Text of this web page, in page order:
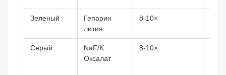
Зеленый
Гепарин
лития
8-10×
Серый
NaF/K
Оксалат
8-10×